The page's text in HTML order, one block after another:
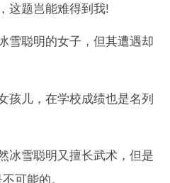
这题岂能难得到我!
雪聪明的女子，但其遭遇却
孩儿，在学校成绩也是名列
冰雪聪明又擅长武术，但是
可能的。